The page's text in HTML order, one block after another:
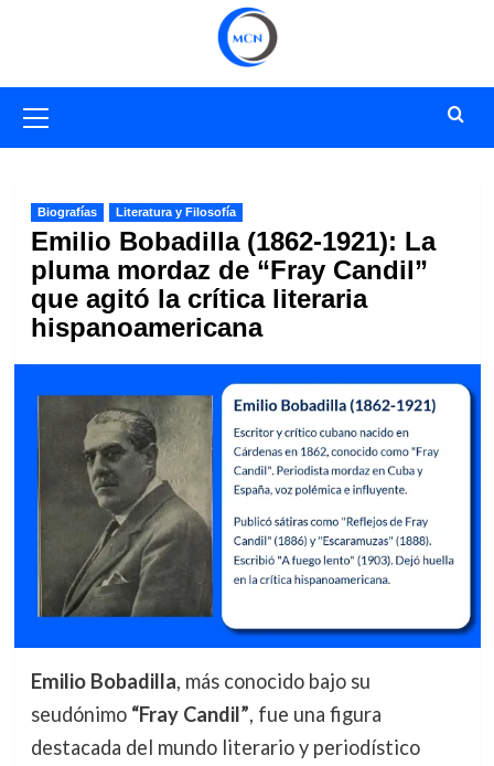
primario
Biografías Literatura y Filosofía
Emilio Bobadilla (1862-1921): La
pluma mordaz de “Fray Candil”
que agitó la crítica literaria
hispanoamericana
Emilio Bobadilla, más conocido bajo su
seudónimo “Fray Candil”, fue una figura
destacada del mundo literario y periodístico